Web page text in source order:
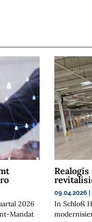
2026
Mandat
09.04.2026
In Schloß